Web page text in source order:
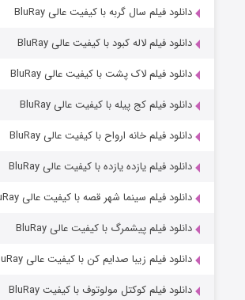
قسمت۶ (زیرنویس) منتشر شد دانلود فیلم سال گربه با کیفیت عالی BluRay
دانلود فیلم لاله کبود با کیفیت عالی BluRay
دانلود فیلم لاک پشت با کیفیت عالی BluRay
دانلود فیلم کج‌ پیله با کیفیت عالی BluRay
دانلود فیلم خانه ارواح با کیفیت عالی BluRay
دانلود فیلم یازده یازده با کیفیت عالی BluRay
دانلود فیلم سینما شهر قصه با کیفیت عالی BluRay
دانلود فیلم پیشمرگ با کیفیت عالی BluRay
دانلود فیلم زیبا صدایم کن با کیفیت عالی BluRay
دانلود فیلم کوکتل مولوتوف با کیفیت BluRay